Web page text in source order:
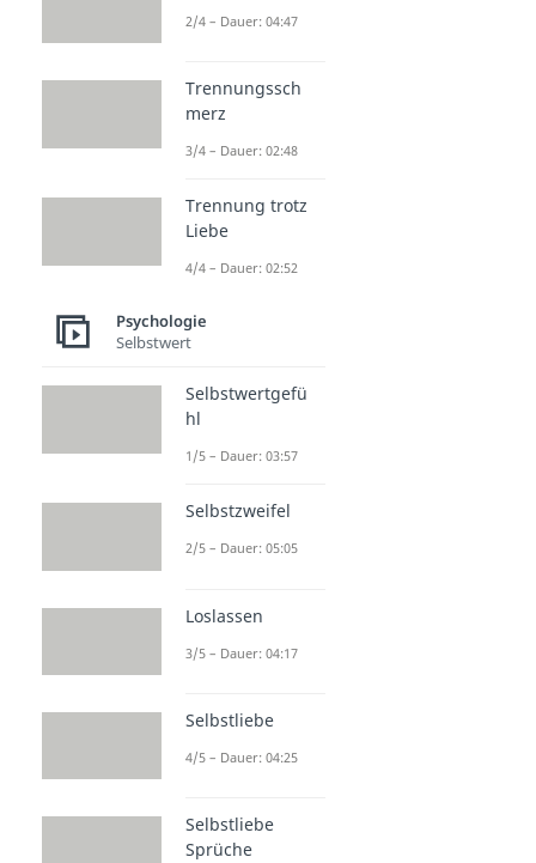
2/4 – Dauer: 04:47
Trennungssch
merz
3/4 – Dauer: 02:48
Trennung trotz
Liebe
4/4 – Dauer: 02:52
Psychologie
Selbstwert
Selbstwertgefü
hl
1/5 – Dauer: 03:57
Selbstzweifel
2/5 – Dauer: 05:05
Loslassen
3/5 – Dauer: 04:17
Selbstliebe
4/5 – Dauer: 04:25
Selbstliebe
Sprüche